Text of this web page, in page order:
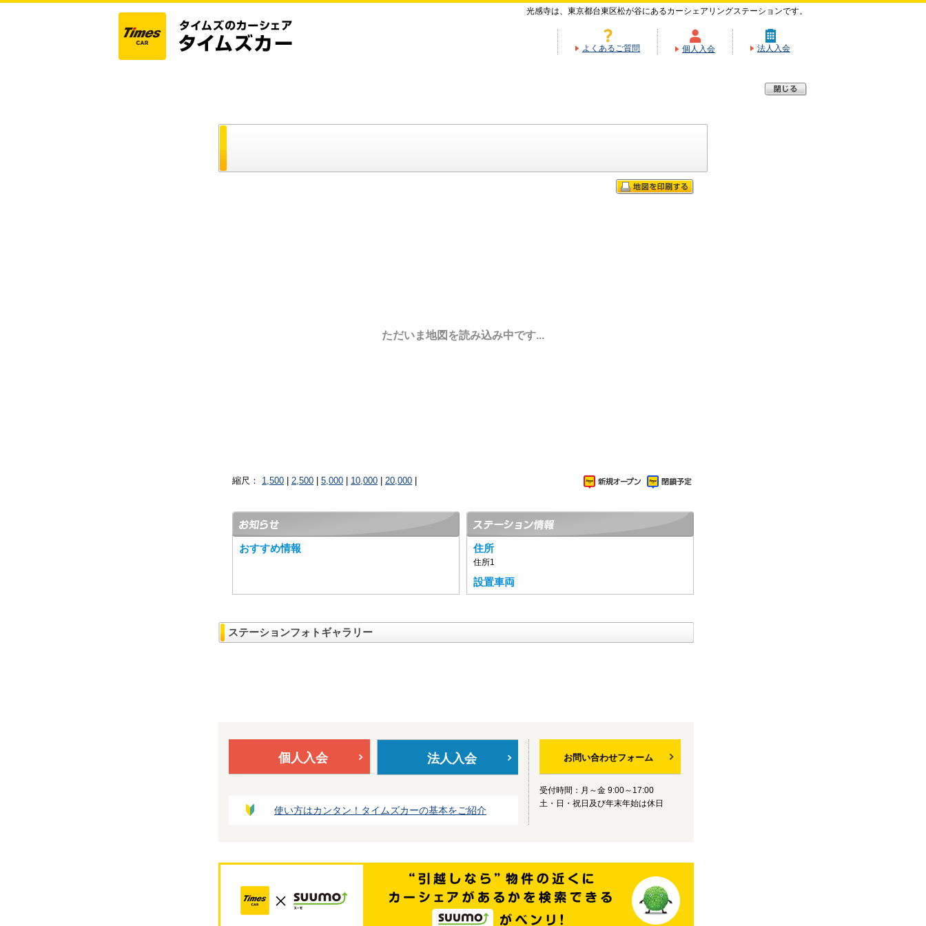
光感寺は、東京都台東区松が谷にあるカーシェアリングステーションです。
よくあるご質問 個人入会 法人入会
ただいま地図を読み込み中です...
縮尺： 1,500 2,500 5,000 10,000 20,000
おすすめ情報 住所
住所1
設置車両
ステーションフォトギャラリー
個人入会 法人入会
使い方はカンタン！タイムズカーの基本をご紹介
お問い合わせフォーム
受付時間：月～金 9:00～17:00
土・日・祝日及び年末年始は休日